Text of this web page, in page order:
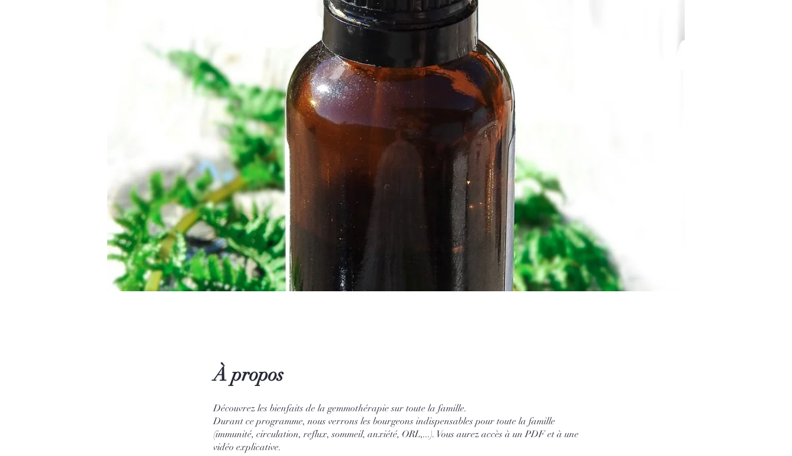
À propos
Découvrez les bienfaits de la gemmothérapie sur toute la famille.
Durant ce programme, nous verrons les bourgeons indispensables pour toute la famille
(immunité, circulation, reflux, sommeil, anxiété, ORL,...). Vous aurez accès à un PDF et à une
vidéo explicative.